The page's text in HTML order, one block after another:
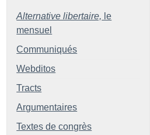
Alternative libertaire, le
mensuel
Communiqués
Webditos
Tracts
Argumentaires
Textes de congrès